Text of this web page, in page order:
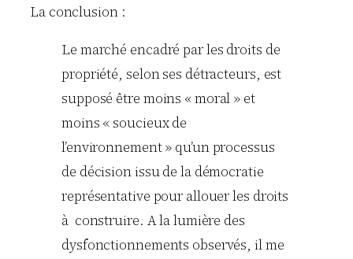
La conclusion :
Le marché encadré par les droits de
propriété, selon ses détracteurs, est
supposé être moins « moral » et
moins « soucieux de
l’environnement » qu’un processus
de décision issu de la démocratie
représentative pour allouer les droits
à construire. A la lumière des
dysfonctionnements observés, il me